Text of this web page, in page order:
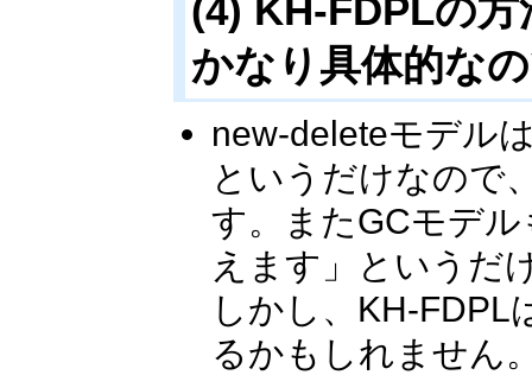
(4) KH-FDPLの
かなり具体的な
new-deleteモデル
というだけなので
す。またGCモデ
えます」というだ
しかし、KH-FDPL
るかもしれません